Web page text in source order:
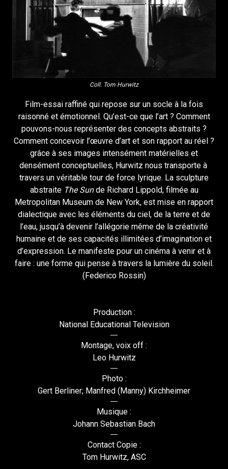
Coll. Tom Hurwitz
Film-essai raffiné qui repose sur un socle à la fois
raisonné et émotionnel. Qu’est-ce que l’art ? Comment
pouvons-nous représenter des concepts abstraits ?
Comment concevoir l’œuvre d’art et son rapport au réel ?
grâce à ses images intensément matérielles et
densément conceptuelles, Hurwitz nous transporte à
travers un véritable tour de force lyrique. La sculpture
abstraite The Sunde Richard Lippold, filmée au
Metropolitan Museum de New York, est mise en rapport
dialectique avec les éléments du ciel, de la terre et de
l’eau, jusqu’à devenir l’allégorie même de la créativité
humaine et de ses capacités illimitées d’imagination et
d’expression. Le manifeste pour un cinéma à venir et à
faire : une forme qui pense à travers la lumière du soleil.
(Federico Rossin)
Production :
National Educational Television
Montage, voix off :
Leo Hurwitz
Photo :
Gert Berliner; Manfred (Manny) Kirchheimer
Musique :
Johann Sebastian Bach
Contact Copie :
Tom Hurwitz, ASC